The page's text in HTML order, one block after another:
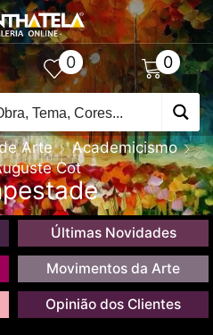
0 0
Arte
Academicismo
Cot
Últimas Novidades
Movimentos da Arte
Opinião dos Clientes